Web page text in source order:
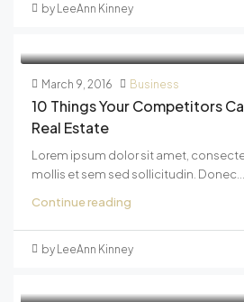
by LeeAnn Kinney
March 9, 2016 Business
10 Things Your Competitors
Real Estate
Lorem ipsum dolor sit amet,
mollis et sem sed sollicitudin. Donec...
Continue reading
by LeeAnn Kinney